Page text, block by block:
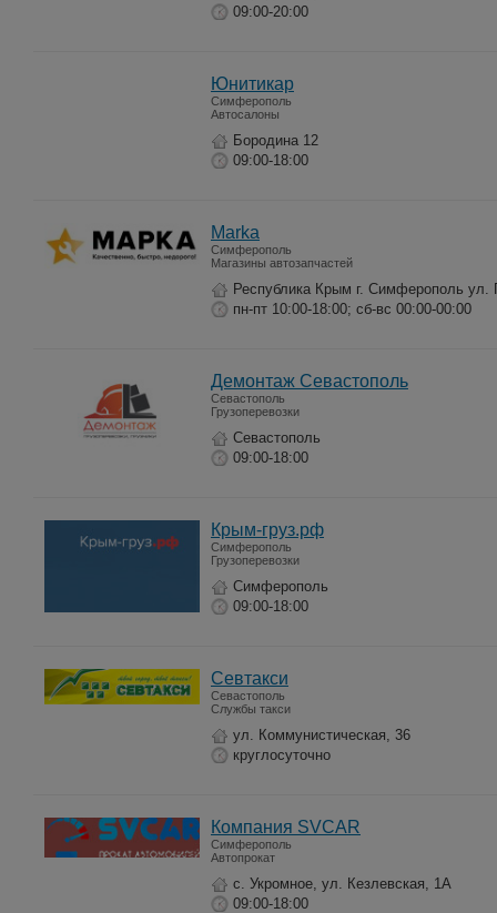
09:00-20:00
Юнитикар
Симферополь
Автосалоны
Бородина 12
09:00-18:00
Marka
Симферополь
Магазины автозапчастей
Республика Крым г. Симферополь ул.
пн-пт 10:00-18:00; сб-вс 00:00-00:00
Демонтаж Севастополь
Севастополь
Грузоперевозки
Севастополь
09:00-18:00
Крым-груз.рф
Симферополь
Грузоперевозки
Симферополь
09:00-18:00
Севтакси
Севастополь
Службы такси
ул. Коммунистическая, 36
круглосуточно
Компания SVCAR
Симферополь
Автопрокат
с. Укромное, ул. Кезлевская, 1А
09:00-18:00